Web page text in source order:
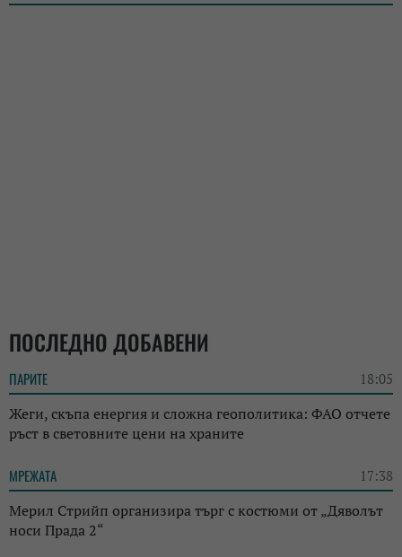
ПОСЛЕДНО ДОБАВЕНИ
ПАРИТЕ 18:05
Жеги, скъпа енергия и сложна геополитика: ФАО отчете
ръст в световните цени на храните
МРЕЖАТА 17:38
Мерил Стрийп организира търг с костюми от „Дяволът
носи Прада 2“